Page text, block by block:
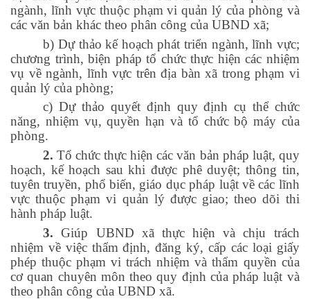
ngành, lĩnh vực thuộc phạm vi quản lý của phòng và
các văn bản khác theo phân công của UBND xã;
b) Dự thảo kế hoạch phát triển ngành, lĩnh vực;
chương trình, biện pháp tổ chức thực hiện các nhiệm
vụ về ngành, lĩnh vực trên địa bàn xã trong phạm vi
quản lý của phòng;
c) Dự thảo quyết định quy định cụ thể chức
năng, nhiệm vụ, quyền hạn và tổ chức bộ máy của
phòng.
2. Tổ chức thực hiện các văn bản pháp luật, quy
hoạch, kế hoạch sau khi được phê duyệt; thông tin,
tuyên truyền, phổ biến, giáo dục pháp luật về các lĩnh
vực thuộc phạm vi quản lý được giao; theo dõi thi
hành pháp luật.
3. Giúp UBND xã thực hiện và chịu trách
nhiệm về việc thẩm định, đăng ký, cấp các loại giấy
phép thuộc phạm vi trách nhiệm và thẩm quyền của
cơ quan chuyên môn theo quy định của pháp luật và
theo phân công của UBND xã.